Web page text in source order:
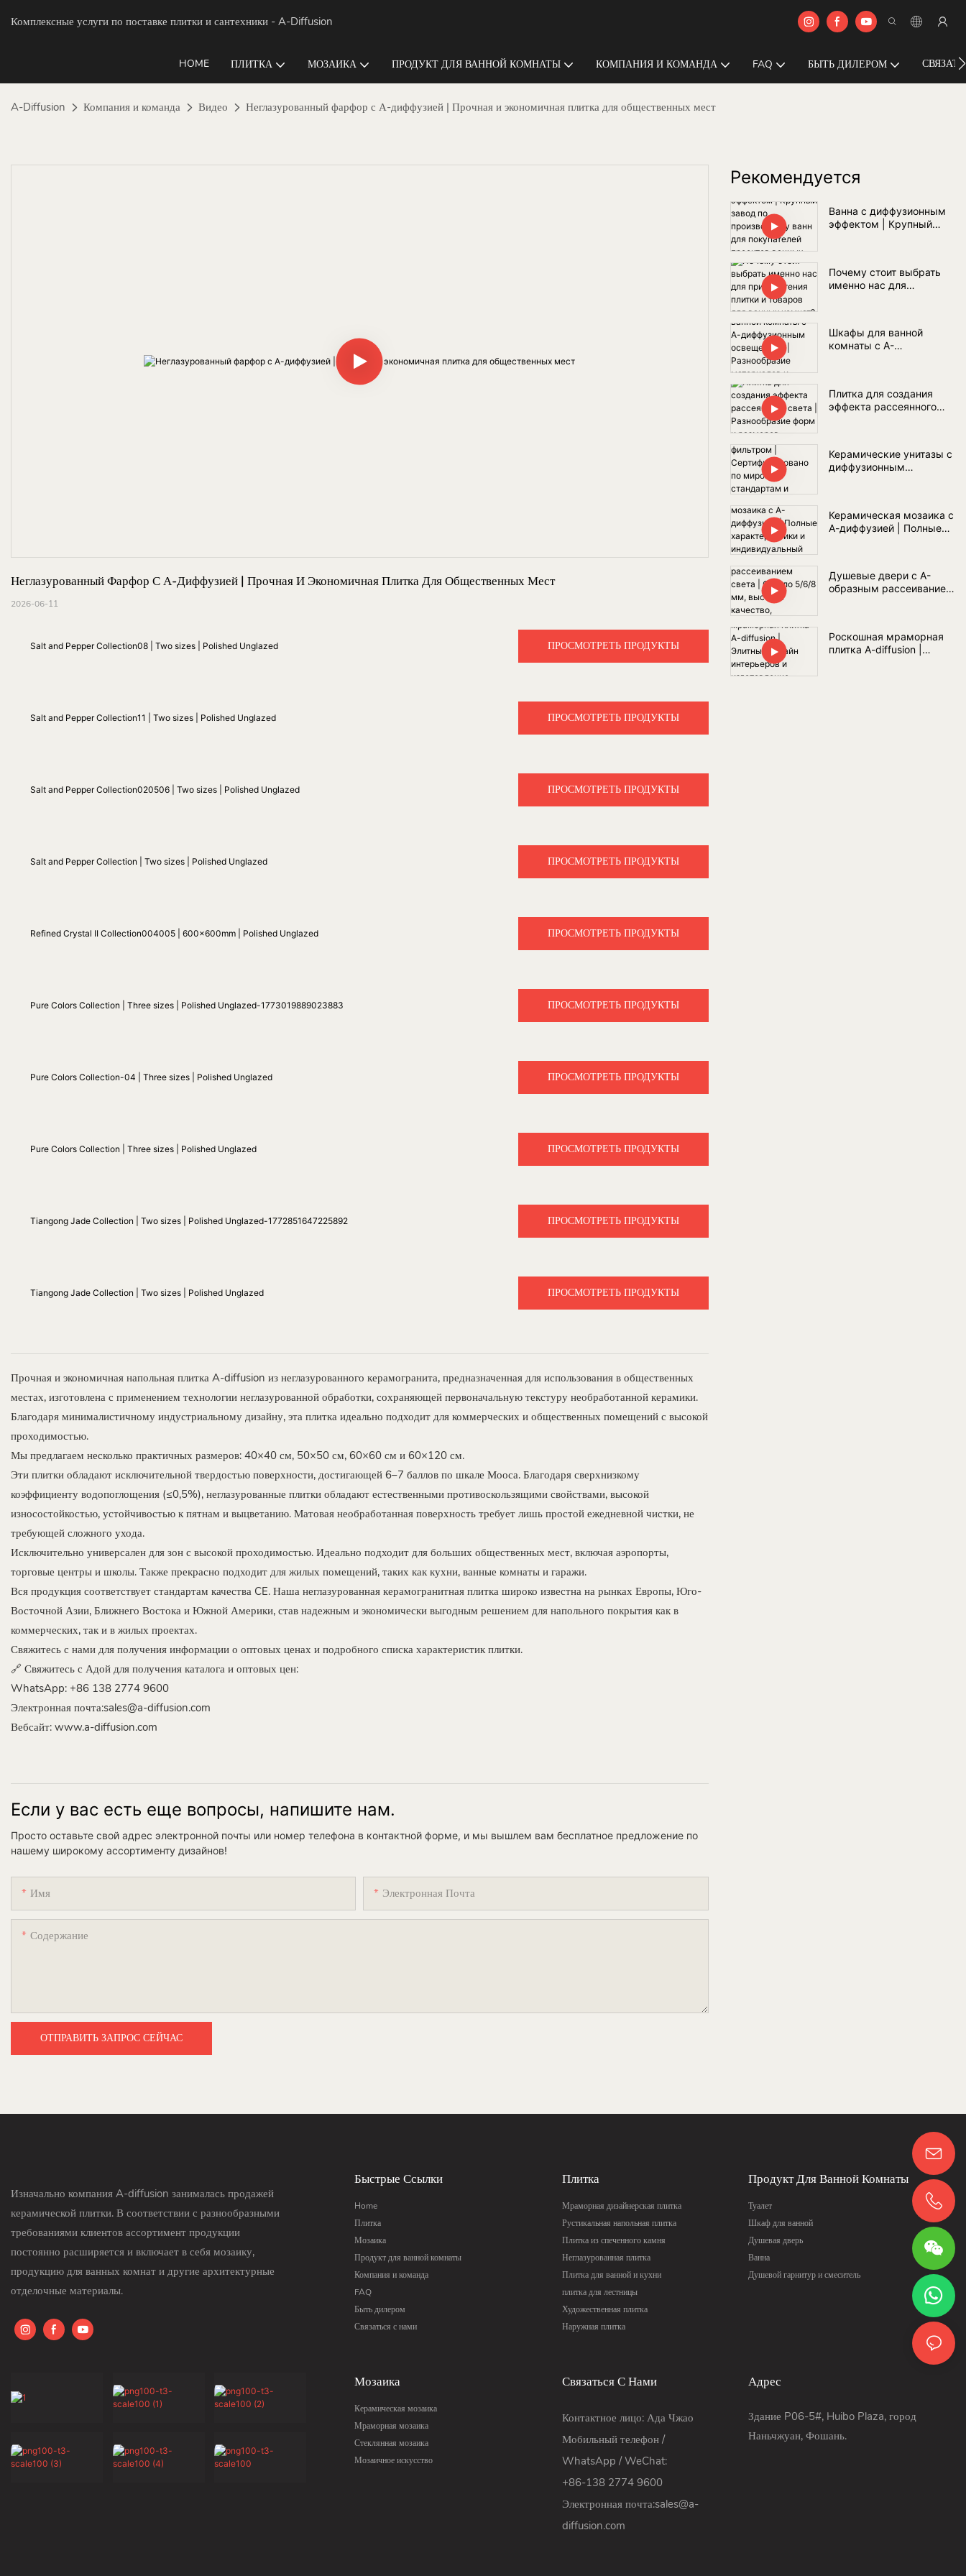
Комплексные услуги по поставке плитки и сантехники - A-Diffusion
HOME ПЛИТКА МОЗАИКА ПРОДУКТ ДЛЯ ВАННОЙ КОМНАТЫ КОМПАНИЯ И КОМАНДА FAQ БЫТЬ ДИЛЕРОМ
A-Diffusion Компания и команда Видео Неглазурованный фарфор с А-диффузией | Прочная и экономичная плитка для общественных мест
Неглазурованный Фарфор С А-Диффузией | Прочная И Экономичная Плитка Для Общественных Мест
2026-06-11
Salt and Pepper Collection08 | Two sizes | Polished Unglazed ПРОСМОТРЕТЬ ПРОДУКТЫ
Salt and Pepper Collection11 | Two sizes | Polished Unglazed ПРОСМОТРЕТЬ ПРОДУКТЫ
Salt and Pepper Collection020506 | Two sizes | Polished Unglazed ПРОСМОТРЕТЬ ПРОДУКТЫ
Salt and Pepper Collection | Two sizes | Polished Unglazed ПРОСМОТРЕТЬ ПРОДУКТЫ
Refined Crystal II Collection004005 | 600x600mm | Polished Unglazed ПРОСМОТРЕТЬ ПРОДУКТЫ
Pure Colors Collection | Three sizes | Polished Unglazed-1773019889023883 ПРОСМОТРЕТЬ ПРОДУКТЫ
Pure Colors Collection-04 | Three sizes | Polished Unglazed ПРОСМОТРЕТЬ ПРОДУКТЫ
Pure Colors Collection | Three sizes | Polished Unglazed ПРОСМОТРЕТЬ ПРОДУКТЫ
Tiangong Jade Collection | Two sizes | Polished Unglazed-1772851647225892 ПРОСМОТРЕТЬ ПРОДУКТЫ
Tiangong Jade Collection | Two sizes | Polished Unglazed ПРОСМОТРЕТЬ ПРОДУКТЫ
Прочная и экономичная напольная плитка A-diffusion из неглазурованного керамогранита, предназначенная для использования в общественных
местах, изготовлена ​​с применением технологии неглазурованной обработки, сохраняющей первоначальную текстуру необработанной керамики.
Благодаря минималистичному индустриальному дизайну, эта плитка идеально подходит для коммерческих и общественных помещений с высокой
проходимостью.
Мы предлагаем несколько практичных размеров: 40×40 см, 50×50 см, 60×60 см и 60×120 см.
Эти плитки обладают исключительной твердостью поверхности, достигающей 6–7 баллов по шкале Мооса. Благодаря сверхнизкому
коэффициенту водопоглощения (≤0,5%), неглазурованные плитки обладают естественными противоскользящими свойствами, высокой
износостойкостью, устойчивостью к пятнам и выцветанию. Матовая необработанная поверхность требует лишь простой ежедневной чистки, не
требующей сложного ухода.
Исключительно универсален для зон с высокой проходимостью. Идеально подходит для больших общественных мест, включая аэропорты,
торговые центры и школы. Также прекрасно подходит для жилых помещений, таких как кухни, ванные комнаты и гаражи.
Вся продукция соответствует стандартам качества CE. Наша неглазурованная керамогранитная плитка широко известна на рынках Европы, Юго-
Восточной Азии, Ближнего Востока и Южной Америки, став надежным и экономически выгодным решением для напольного покрытия как в
коммерческих, так и в жилых проектах.
Свяжитесь с нами для получения информации о оптовых ценах и подробного списка характеристик плитки.
🔗 Свяжитесь с Адой для получения каталога и оптовых цен:
WhatsApp: +86 138 2774 9600
Электронная почта:sales@a-diffusion.com
Вебсайт: www.a-diffusion.com
Если у вас есть еще вопросы, напишите нам.
Просто оставьте свой адрес электронной почты или номер телефона в контактной форме, и мы вышлем вам бесплатное предложение по
нашему широкому ассортименту дизайнов!
Имя Электронная Почта
Содержание
ОТПРАВИТЬ ЗАПРОС СЕЙЧАС
Рекомендуется
Ванна с диффузионным
эффектом | Крупный
по всему миру
Почему стоит выбрать
именно нас для
Шкафы для ванной
комнаты с А-
материалов и оптовые
поставки
Плитка для создания
эффекта рассеянного
Керамические унитазы с
диффузионным
полный комплект
сантехники для ванной
Керамическая мозаика с
А-диффузией | Полные
Душевые двери с А-
образным рассеиванием
стандартам ЕС
Роскошная мраморная
плитка A-diffusion |
Изначально компания A-diffusion занималась продажей
керамической плитки. В соответствии с разнообразными
требованиями клиентов ассортимент продукции
постоянно расширяется и включает в себя мозаику,
продукцию для ванных комнат и другие архитектурные
отделочные материалы.
Быстрые Ссылки
Home
Плитка
Мозаика
Продукт для ванной комнаты
Компания и команда
FAQ
Быть дилером
Связаться с нами
Плитка
Мраморная дизайнерская плитка
Рустикальная напольная плитка
Плитка из спеченного камня
Неглазурованная плитка
Плитка для ванной и кухни
плитка для лестницы
Художественная плитка
Наружная плитка
Продукт Для Ванной Комнаты
Туалет
Шкаф для ванной
Душевая дверь
Ванна
Душевой гарнитур и смеситель
Мозаика
Керамическая мозаика
Мраморная мозаика
Стеклянная мозаика
Мозаичное искусство
Связаться С Нами
Контактное лицо: Ада Чжао
Мобильный телефон /
WhatsApp / WeChat:
+86-138 2774 9600
Электронная почта:sales@a-
diffusion.com
Адрес
Здание P06-5#, Huibo Plaza, город
Наньчжуан, Фошань.